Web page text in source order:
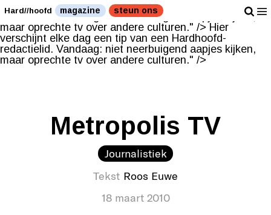
Hier verschijnt elke dag een tip van een Hardhoofd-
redactielid. Vandaag: niet neerbuigend aapjes kijken,
maar oprechte tv over andere culturen." /> Hier
verschijnt elke dag een tip van een Hardhoofd-
redactielid. Vandaag: niet neerbuigend aapjes kijken,
maar oprechte tv over andere culturen." />
Hard//hoofd magazine steun ons
Metropolis TV
Journalistiek
Tekst Roos Euwe
18 maart 2010